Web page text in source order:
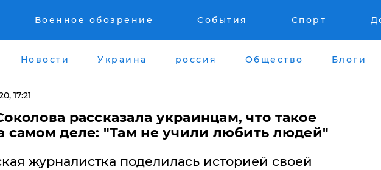
Военное обозрение События Спорт
Новости Украина россия Общество Блоги
17:21
рассказала украинцам, что такое
самом деле: "Там не учили любить людей"
журналистка поделилась историей своей